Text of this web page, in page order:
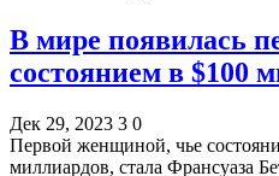
В мире появилась
состоянием в $100
Дек 29, 2023 3 0
Первой женщиной, чье
миллиардов, стала Франсуаза